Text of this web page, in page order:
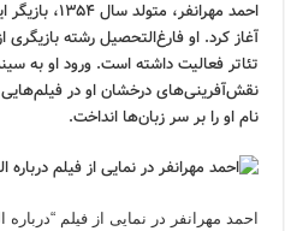
احمد
آغاز کرد. او فارغ‌التحصیل رشته
تئاتر فعالیت داشته است. ورود او به
نقش‌آفرینی‌های درخشان او در
نام او را بر سر زبان‌ها انداخت.
احمد مهرانفر در نمایی از فیلم “درباره